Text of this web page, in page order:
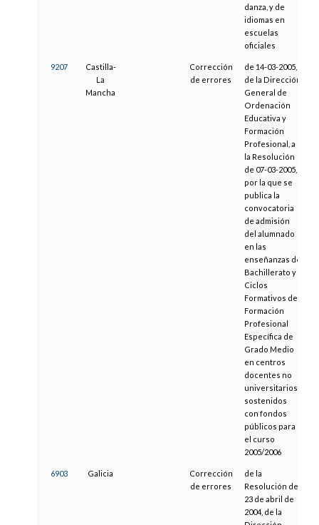
danza, y de
idiomas en
escuelas
oficiales
9207
Castilla-
La
Mancha
Corrección
de errores
de 14-03-2005,
de la Dirección
General de
Ordenación
Educativa y
Formación
Profesional, a
la Resolución
de 07-03-2005,
por la que se
publica la
convocatoria
de admisión
del alumnado
en las
enseñanzas de
Bachillerato y
Ciclos
Formativos de
Formación
Profesional
Específica de
Grado Medio
en centros
docentes no
universitarios
sostenidos
con fondos
públicos para
el curso
2005/2006
6903 Galicia
Corrección
de errores
de la
Resolución de
23 de abril de
2004, de la